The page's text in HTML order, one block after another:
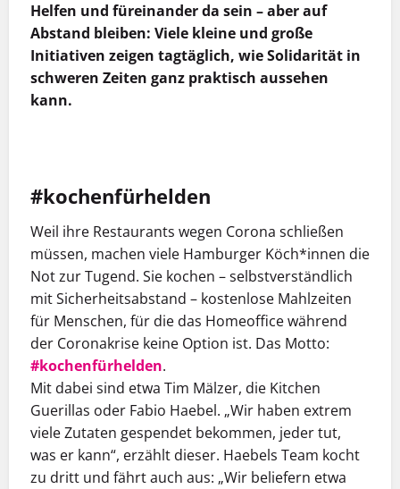
Helfen und füreinander da sein – aber auf
Abstand bleiben: Viele kleine und große
Initiativen zeigen tagtäglich, wie Solidarität in
schweren Zeiten ganz praktisch aussehen
kann.
#kochenfürhelden
Weil ihre Restaurants wegen Corona schließen
müssen, machen viele Hamburger Köch*innen die
Not zur Tugend. Sie kochen – selbstverständlich
mit Sicherheitsabstand – kostenlose Mahlzeiten
für Menschen, für die das Homeoffice während
der Coronakrise keine Option ist. Das Motto:
#kochenfürhelden.
Mit dabei sind etwa Tim Mälzer, die Kitchen
Guerillas oder Fabio Haebel. „Wir haben extrem
viele Zutaten gespendet bekommen, jeder tut,
was er kann“, erzählt dieser. Haebels Team kocht
zu dritt und fährt auch aus: „Wir beliefern etwa